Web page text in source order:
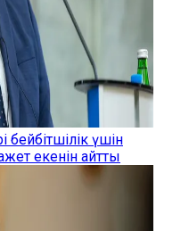
бейбітшілік үшін
екенін айтты